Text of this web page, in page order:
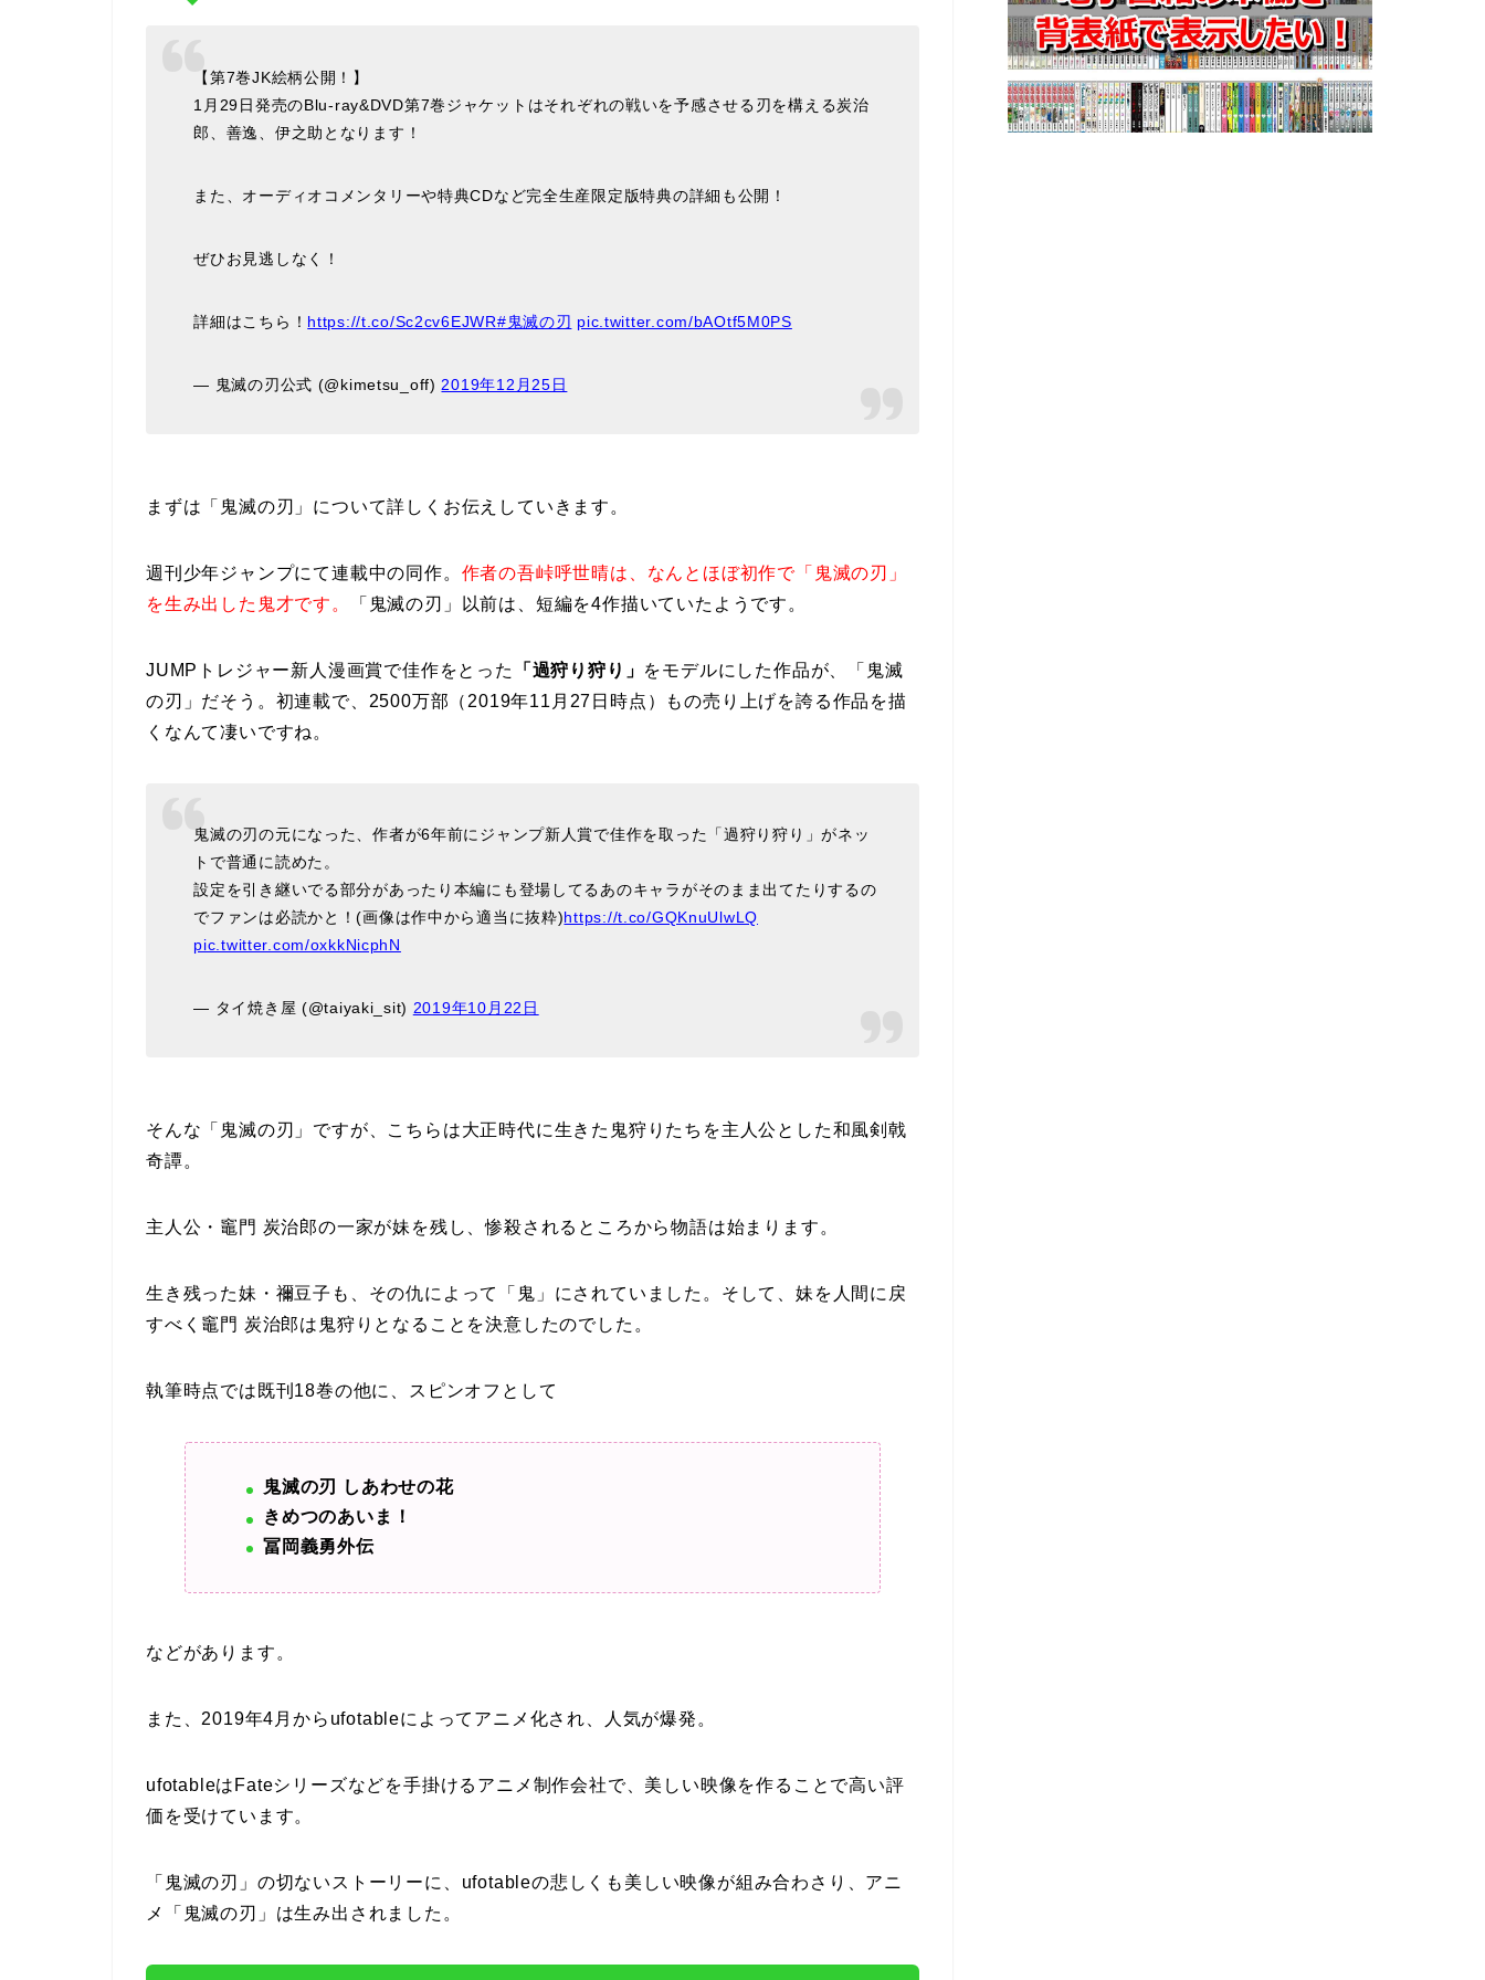
【第7巻JK絵柄公開！】
1月29日発売のBlu-ray&DVD第7巻ジャケットはそれぞれの戦いを予感させる刃を構える炭治
郎、善逸、伊之助となります！
また、オーディオコメンタリーや特典CDなど完全生産限定版特典の詳細も公開！
ぜひお見逃しなく！
詳細はこちら！ https://t.co/Sc2cv6EJWR#鬼滅の刃 pic.twitter.com/bAOtf5M0PS
— 鬼滅の刃公式 (@kimetsu_off) 2019年12月25日
まずは「鬼滅の刃」について詳しくお伝えしていきます。
週刊少年ジャンプにて連載中の同作。 作者の吾峠呼世晴は、なんとほぼ初作で「鬼滅の刃」
を生み出した鬼才です。
「鬼滅の刃」以前は、短編を4作描いていたようです。
JUMPトレジャー新人漫画賞で佳作をとった 「過狩り狩り」 をモデルにした作品が、「鬼滅
の刃」だそう。初連載で、2500万部（2019年11月27日時点）もの売り上げを誇る作品を描
くなんて凄いですね。
鬼滅の刃の元になった、作者が6年前にジャンプ新人賞で佳作を取った「過狩り狩り」がネッ
トで普通に読めた。
設定を引き継いでる部分があったり本編にも登場してるあのキャラがそのまま出てたりするの
でファンは必読かと！(画像は作中から適当に抜粋)https://t.co/GQKnuUlwLQ
pic.twitter.com/oxkkNicphN
— タイ焼き屋 (@taiyaki_sit) 2019年10月22日
そんな「鬼滅の刃」ですが、こちらは大正時代に生きた鬼狩りたちを主人公とした和風剣戟
奇譚。
主人公・竈門 炭治郎の一家が妹を残し、惨殺されるところから物語は始まります。
生き残った妹・禰豆子も、その仇によって「鬼」にされていました。そして、妹を人間に戻
すべく竈門 炭治郎は鬼狩りとなることを決意したのでした。
執筆時点では既刊18巻の他に、スピンオフとして
鬼滅の刃 しあわせの花
きめつのあいま！
冨岡義勇外伝
などがあります。
また、2019年4月からufotableによってアニメ化され、人気が爆発。
ufotableはFateシリーズなどを手掛けるアニメ制作会社で、美しい映像を作ることで高い評
価を受けています。
「鬼滅の刃」の切ないストーリーに、ufotableの悲しくも美しい映像が組み合わさり、アニ
メ「鬼滅の刃」は生み出されました。